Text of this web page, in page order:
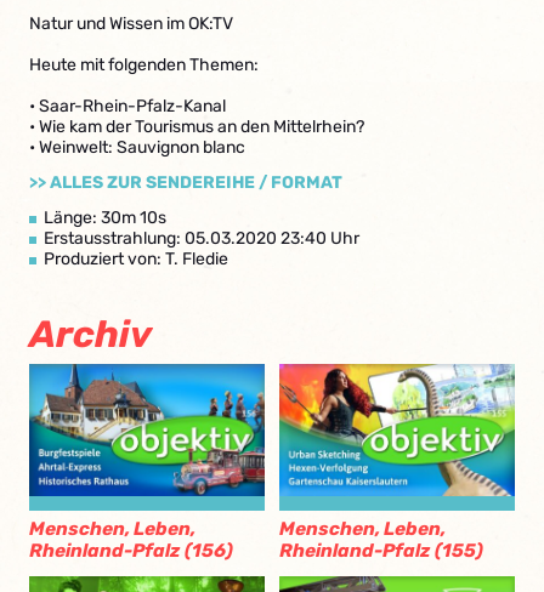
Natur und Wissen im OK:TV
Heute mit folgenden Themen:
• Saar-Rhein-Pfalz-Kanal
• Wie kam der Tourismus an den Mittelrhein?
• Weinwelt: Sauvignon blanc
>> ALLES ZUR SENDEREIHE / FORMAT
Länge: 30m 10s
Erstausstrahlung: 05.03.2020 23:40 Uhr
Produziert von: T. Fledie
Archiv
Menschen, Leben,
Rheinland-Pfalz (156)
Menschen, Leben,
Rheinland-Pfalz (155)